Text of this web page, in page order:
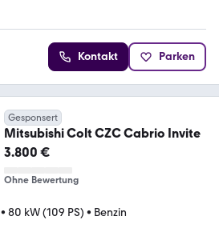
Kontakt Parken
Gesponsert
Mitsubishi Colt CZC Cabrio Invite
3.800 €
Ohne Bewertung
• 80 kW (109 PS) • Benzin